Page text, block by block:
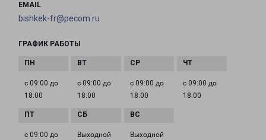
EMAIL
bishkek-fr@pecom.ru
ГРАФИК РАБОТЫ
с 09:00 до
18:00
с 09:00 до
18:00
с 09:00 до
18:00
с 09:00 до
18:00
с 09:00 до
Выходной Выходной